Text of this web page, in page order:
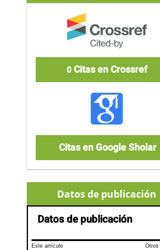
0Citas en Crossref
Citas en Google Sholar
Datos de publicación
Datos de publicación
Este artículo Otros